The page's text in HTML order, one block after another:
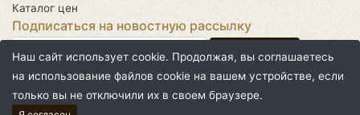
Каталог цен
Подписаться на новостную рассылку
©2026 | Над сайтом работал
Наш сайт использует cookie. Продолжая, вы соглашаетесь
на использование файлов cookie на вашем устройстве, если
только вы не отключили их в своем браузере.